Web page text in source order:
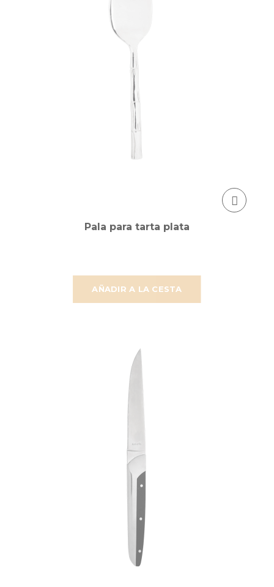
AÑADIR A LA CESTA
Pala para tarta plata